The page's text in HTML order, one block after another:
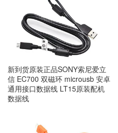
新到货原装正品SONY索尼爱立
信 EC700 双磁环 microusb 安卓
通用接口数据线 LT15原装配机
数据线